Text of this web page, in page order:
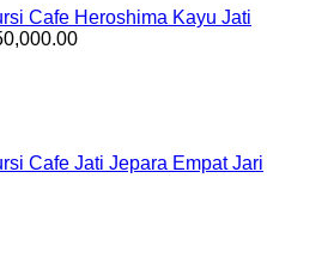
Cafe Heroshima Kayu Jati
Cafe Jati Jepara Empat Jari